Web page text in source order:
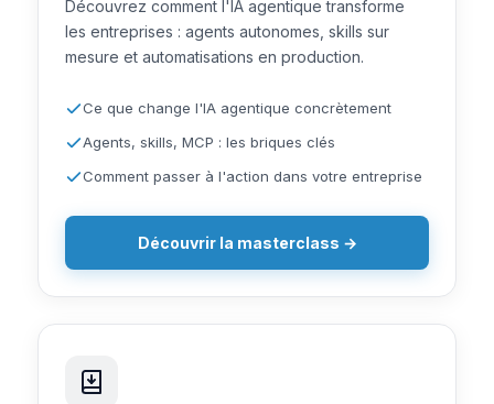
Découvrez comment l'IA agentique transforme
les entreprises : agents autonomes, skills sur
mesure et automatisations en production.
Ce que change l'IA agentique concrètement
Agents, skills, MCP : les briques clés
Comment passer à l'action dans votre entreprise
Découvrir la masterclass →